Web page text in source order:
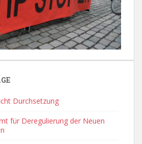
Durchsetzung
für Deregulierung der Neuen